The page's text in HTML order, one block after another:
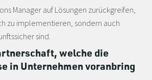
Manager auf Lösungen zurückgreifen,
zu implementieren, sondern auch
sind.
welche die
in Unternehmen voranbring